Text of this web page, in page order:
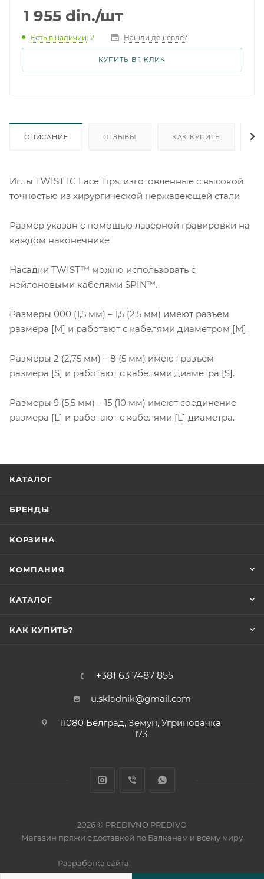
1 955 din./шт
Есть в наличии: 2 Нашли дешевле?
КУПИТЬ В 1 КЛИК
ОПИСАНИЕ ОТЗЫВЫ КАК КУПИТЬ
Иглы TWIST IC Lace Tips, изготовленные с высокой
точностью из хирургической нержавеющей стали
Размер указан с помощью лазерной гравировки на
каждом наконечнике
Насадки TWIST™ можно использовать с
нейлоновыми кабелями SPIN™.
Размеры 000 (1,5 мм) – 1,5 (2,5 мм) имеют разъем
размера [M] и работают с кабелями диаметром [M].
Размеры 2 (2,75 мм) – 8 (5 мм) имеют разъем
размера [S] и работают с кабелями диаметра [S].
Размеры 9 (5,5 мм) – 15 (10 мм) имеют соединение
размера [L] и работают с кабелями [L] диаметра.
КАТАЛОГ
БРЕНДЫ
КОРЗИНА
КОМПАНИЯ
КАТАЛОГ
КАК КУПИТЬ?
+381 63 7487 855
u.skladnik@gmail.com
11080 Белград, Земун, Угриновачка
173
2026 © PREDIVNO PREDIVO
Магазин пряжи с доставкой по Балканам и всему миру
Разработка сайта: